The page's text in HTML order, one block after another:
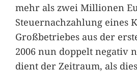
mehr als zwei Millionen
Steuernachzahlung eines
Großbetriebes aus der
2006 nun doppelt negativ
dient der Zeitraum, als